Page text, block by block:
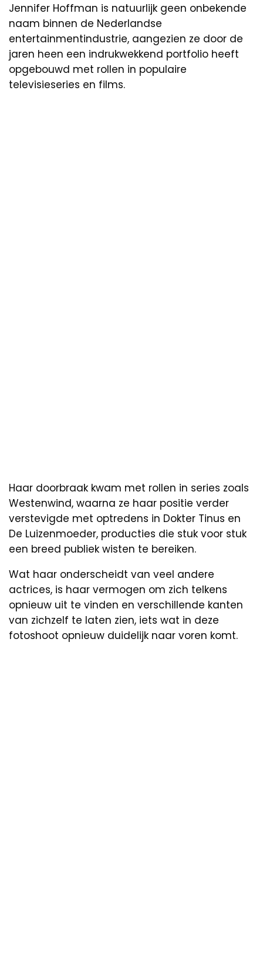
Jennifer Hoffman is natuurlijk geen onbekende
naam binnen de Nederlandse
entertainmentindustrie, aangezien ze door de
jaren heen een indrukwekkend portfolio heeft
opgebouwd met rollen in populaire
televisieseries en films.
Haar doorbraak kwam met rollen in series zoals
Westenwind, waarna ze haar positie verder
verstevigde met optredens in Dokter Tinus en
De Luizenmoeder, producties die stuk voor stuk
een breed publiek wisten te bereiken.
Wat haar onderscheidt van veel andere
actrices, is haar vermogen om zich telkens
opnieuw uit te vinden en verschillende kanten
van zichzelf te laten zien, iets wat in deze
fotoshoot opnieuw duidelijk naar voren komt.